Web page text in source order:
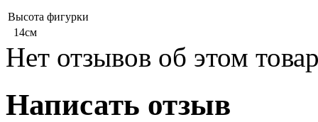
Высота фигурки
14см
Нет отзывов об этом
Написать отзыв